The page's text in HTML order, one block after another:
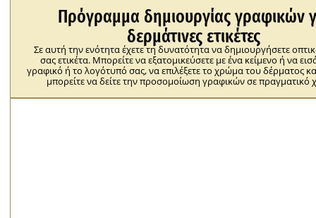
Πρόγραμμα δημιουργίας γραφικών
δερμάτινες ετικέτες
Σε αυτή την ενότητα έχετε τη δυνατότητα να δημιουργήσετε
σας ετικέτα. Μπορείτε να εξατομικεύσετε με ένα κείμενο ή να
γραφικό ή το λογότυπό σας, να επιλέξετε το χρώμα του δέρματος
μπορείτε να δείτε την προσομοίωση γραφικών σε πραγματικό